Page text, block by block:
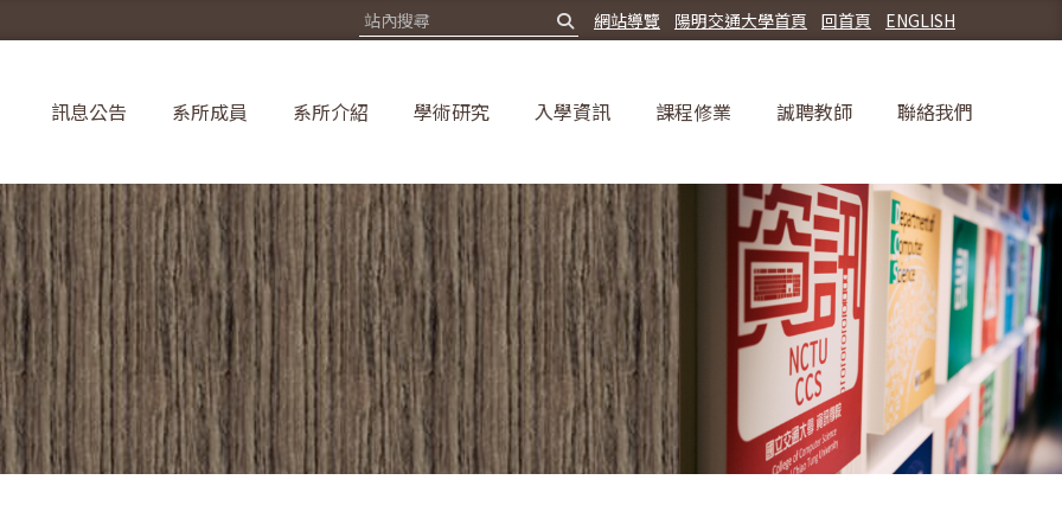
ENGLISH
回首頁
陽明交通大學首頁
網站導覽
訊息公告 系所成員 系所介紹 學術研究 入學資訊 課程修業 誠聘教師 聯絡我們